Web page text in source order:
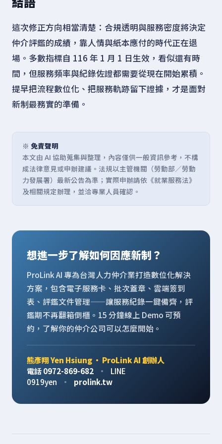
這次修正方向相當清楚：合規透明與服務密度將決定
仲介評鑑的成績，靠人情與紙本應付的時代正在退
場。多數指標自 116 年 1 月 1 日生效，看似還有時
間，但服務頻率與紀錄佐證都需要從現在開始累積。
提早把流程數位化、把服務軌跡留下證據，才是面對
新制最務實的準備。
※ 免責聲明
本文由 AI 協助蒐集與整理，內容僅供一般資訊參考，不構
成法律意見或申辦建議。法規以主管機關（勞動部／勞動
力發展署）最新公告為準；實際申辦請依《就業服務法》
及相關規定辦理，並洽專業人員確認。
想進一步了解如何因應新制？
ProLink AI 專為台灣人力仲介業打造數位化解決
方案，包含電子服務卡、批次蓋章、雲端簽到
表、評鑑文件管理——讓服務紀錄一鍵備齊，評
鑑期不再翻箱倒櫃。15 分鐘線上 Demo 可預
約，了解你的仲介公司可以怎麼開始。
熊彥翔 Yen Hsiung · ProLink AI 創辦人
電話 0972-869-682
·
LINE
0919yen
· prolink.tw